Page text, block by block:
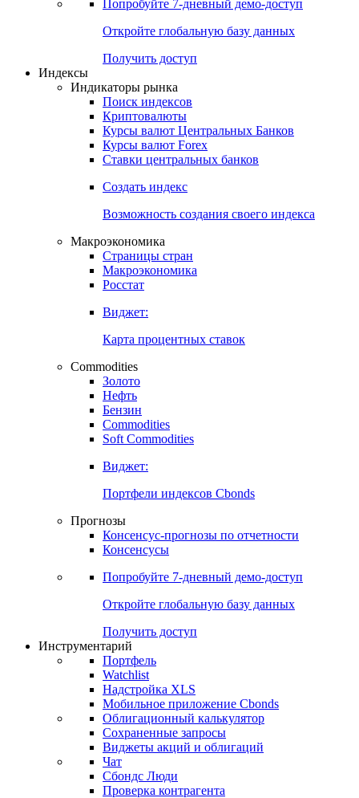
Попробуйте 7-дневный демо-доступ
Откройте глобальную базу данных
Получить доступ
Индексы
Индикаторы рынка
Поиск индексов
Криптовалюты
Курсы валют Центральных Банков
Курсы валют Forex
Ставки центральных банков
Создать индекс
Возможность создания своего индекса
Макроэкономика
Страницы стран
Макроэкономика
Росстат
Виджет:
Карта процентных ставок
Commodities
Золото
Нефть
Бензин
Commodities
Soft Commodities
Виджет:
Портфели индексов Cbonds
Прогнозы
Консенсус-прогнозы по отчетности
Консенсусы
Попробуйте 7-дневный демо-доступ
Откройте глобальную базу данных
Получить доступ
Инструментарий
Портфель
Watchlist
Надстройка XLS
Мобильное приложение Cbonds
Облигационный калькулятор
Сохраненные запросы
Виджеты акций и облигаций
Чат
Сбондс Люди
Проверка контрагента